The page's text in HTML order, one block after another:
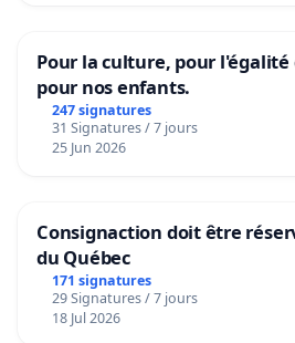
Pour la culture, pour l'égalité
pour nos enfants.
247 signatures
31 Signatures / 7 jours
25 Jun 2026
Consignaction doit être
du Québec
171 signatures
29 Signatures / 7 jours
18 Jul 2026